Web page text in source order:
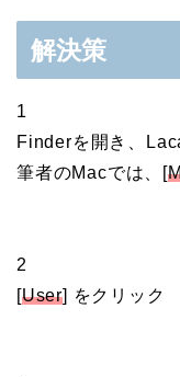
解決策
1
Finderを開き、
筆者のMacでは、[
2
[User] をクリック